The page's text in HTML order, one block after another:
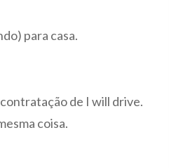
para casa.
contratação de I will drive.
coisa.